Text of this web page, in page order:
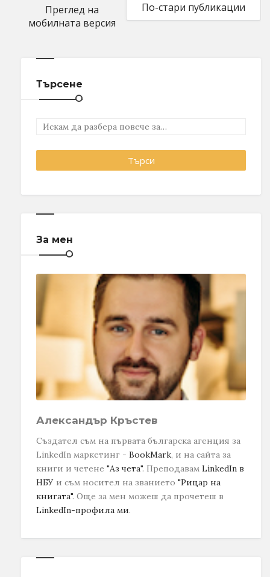
По-стари публикации
Преглед на
мобилната версия
Търсене
За мен
Александър Кръстев
Създател съм на първата българска агенция за
LinkedIn маркетинг - BookMark, и на сайта за
книги и четене "Аз чета". Преподавам LinkedIn в
НБУ и съм носител на званието "Рицар на
книгата". Още за мен можеш да прочетеш в
LinkedIn-профила ми.